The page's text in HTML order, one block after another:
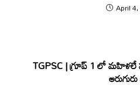
April
TGPSC | గ్రూప్‌ 1 లో